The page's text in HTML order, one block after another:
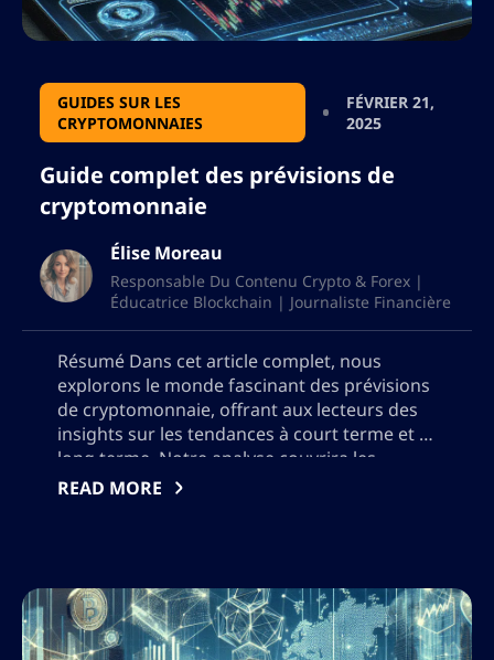
GUIDES SUR LES
CRYPTOMONNAIES
FÉVRIER 21,
2025
Guide complet des prévisions de
cryptomonnaie
Élise Moreau
Responsable Du Contenu Crypto & Forex |
Éducatrice Blockchain | Journaliste Financière
Résumé Dans cet article complet, nous
explorons le monde fascinant des prévisions
de cryptomonnaie, offrant aux lecteurs des
insights sur les tendances à court terme et à
long terme. Notre analyse couvrira les
prévisions clés pour la semaine à venir,
READ MORE